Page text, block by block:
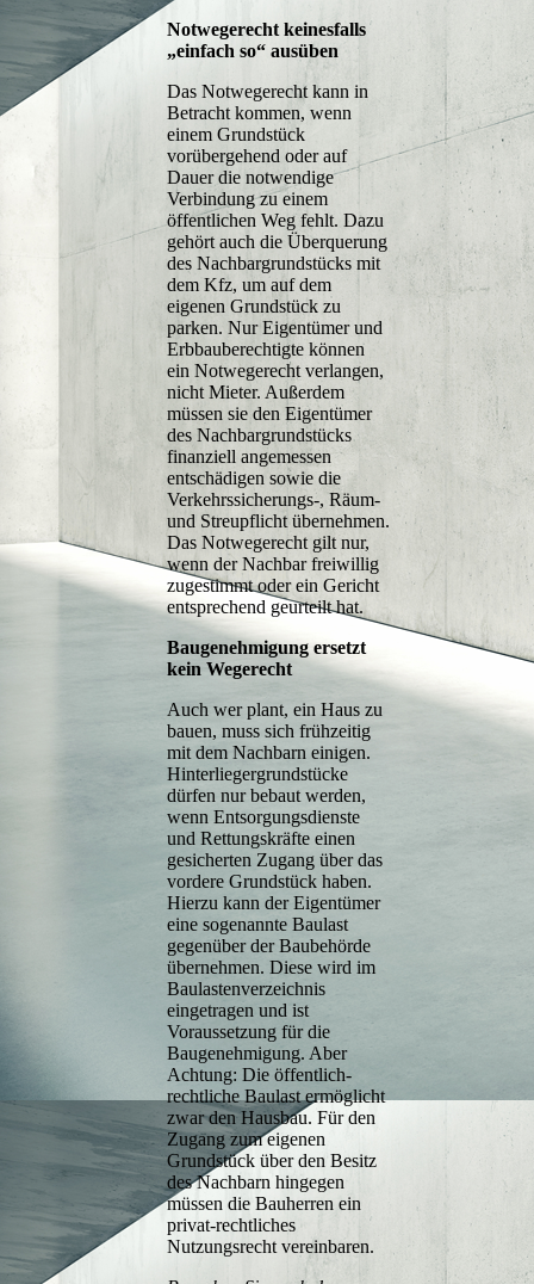
Notwegerecht keinesfalls
„einfach so“ ausüben
Das Notwegerecht kann in
Betracht kommen, wenn
einem Grundstück
vorübergehend oder auf
Dauer die notwendige
Verbindung zu einem
öffentlichen Weg fehlt. Dazu
gehört auch die Überquerung
des Nachbargrundstücks mit
dem Kfz, um auf dem
eigenen Grundstück zu
parken. Nur Eigentümer und
Erbbauberechtigte können
ein Notwegerecht verlangen,
nicht Mieter. Außerdem
müssen sie den Eigentümer
des Nachbargrundstücks
finanziell angemessen
entschädigen sowie die
Verkehrssicherungs-, Räum-
und Streupflicht übernehmen.
Das Notwegerecht gilt nur,
wenn der Nachbar freiwillig
zugestimmt oder ein Gericht
entsprechend geurteilt hat.
Baugenehmigung ersetzt
kein Wegerecht
Auch wer plant, ein Haus zu
bauen, muss sich frühzeitig
mit dem Nachbarn einigen.
Hinterliegergrundstücke
dürfen nur bebaut werden,
wenn Entsorgungsdienste
und Rettungskräfte einen
gesicherten Zugang über das
vordere Grundstück haben.
Hierzu kann der Eigentümer
eine sogenannte Baulast
gegenüber der Baubehörde
übernehmen. Diese wird im
Baulastenverzeichnis
eingetragen und ist
Voraussetzung für die
Baugenehmigung. Aber
Achtung: Die öffentlich-
rechtliche Baulast ermöglicht
zwar den Hausbau. Für den
Zugang zum eigenen
Grundstück über den Besitz
des Nachbarn hingegen
müssen die Bauherren ein
privat-rechtliches
Nutzungsrecht vereinbaren.